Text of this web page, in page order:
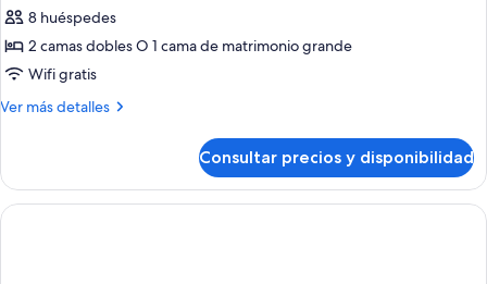
8 huéspedes
2 camas dobles O 1 cama de matrimonio grande
Wifi gratis
Ver más detalles
Más
junior,
habitaciones
comunicadas
Consultar precios y disponibilidad